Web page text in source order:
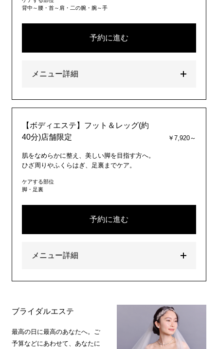
背中～腰・首～肩・二の腕・腕～手
予約に進む
メニュー詳細
【ボディエステ】フット＆レッグ(約
40分)店舗限定
￥7,920～
肌をなめらかに整え、美しい脚を目指す方へ。
ひざ周りやふくらはぎ、足裏までケア。
ケアする部位
脚・足裏
予約に進む
メニュー詳細
ブライダルエステ
最高の日に最高のあなたへ。ご
予算などにあわせて、あなたに